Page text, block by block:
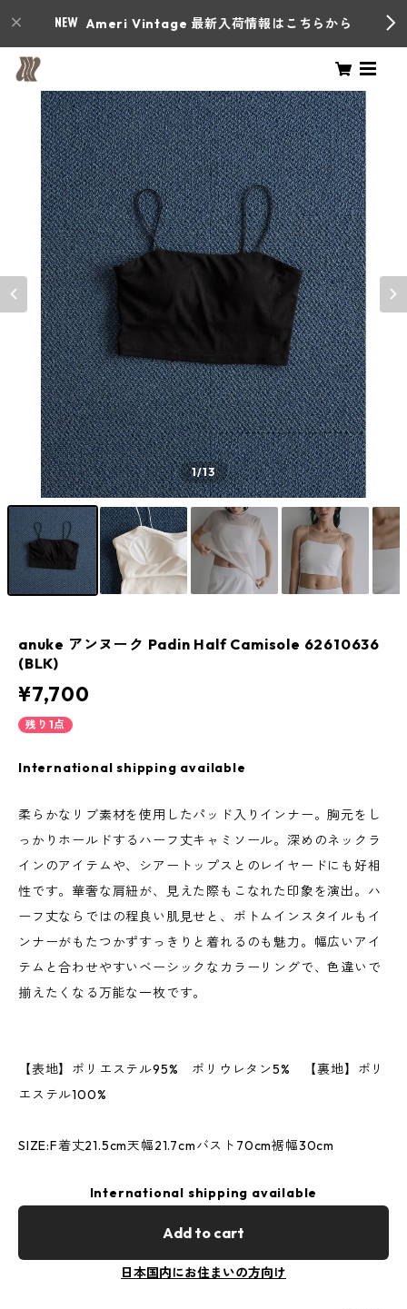
Ameri Vintage 最新入荷情報はこちらから
1/13
anuke アンヌーク Padin Half Camisole 62610636
(BLK)
¥7,700
残り1点
International shipping available
柔らかなリブ素材を使用したパッド入りインナー。胸元をし
っかりホールドするハーフ丈キャミソール。深めのネックラ
インのアイテムや、シアートップスとのレイヤードにも好相
性です。華奢な肩紐が、見えた際もこなれた印象を演出。ハ
ーフ丈ならではの程良い肌見せと、ボトムインスタイルもイ
ンナーがもたつかずすっきりと着れるのも魅力。幅広いアイ
テムと合わせやすいベーシックなカラーリングで、色違いで
揃えたくなる万能な一枚です。
【表地】ポリエステル95% ポリウレタン5% 【裏地】ポリ
エステル100%
SIZE:F着丈21.5cm天幅21.7cmバスト70cm裾幅30cm
International shipping available
Add to cart
日本国内にお住まいの方向け